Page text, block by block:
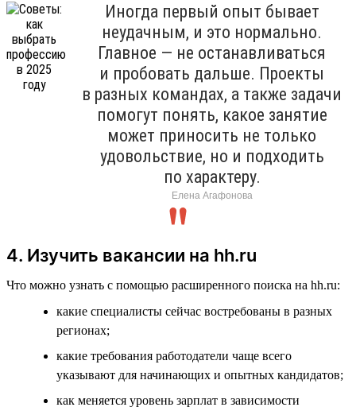
Иногда первый опыт бывает
неудачным, и это нормально.
Главное — не останавливаться
и пробовать дальше. Проекты
в разных командах, а также задачи
помогут понять, какое занятие
может приносить не только
удовольствие, но и подходить
по характеру.
Елена Агафонова
4. Изучить вакансии на hh.ru
Что можно узнать с помощью расширенного поиска на hh.ru:
какие специалисты сейчас востребованы в разных
регионах;
какие требования работодатели чаще всего
указывают для начинающих и опытных кандидатов;
как меняется уровень зарплат в зависимости